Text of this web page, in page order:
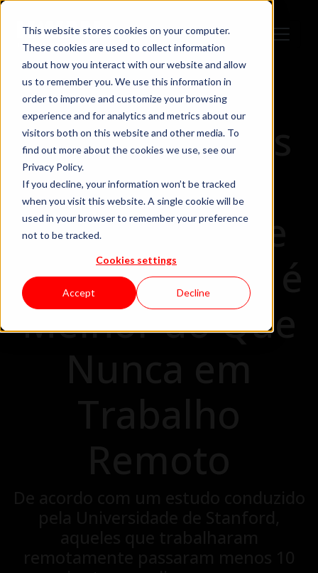
This website stores cookies on your computer.
These cookies are used to collect information
about how you interact with our website and allow
us to remember you. We use this information in
order to improve and customize your browsing
experience and for analytics and metrics about our
visitors both on this website and other media. To
find out more about the cookies we use, see our
Privacy Policy.
If you decline, your information won’t be tracked
when you visit this website. A single cookie will be
used in your browser to remember your preference
not to be tracked.
Cookies settings
Accept Decline
6 Razões Pelas
Quais a
Produtividade
da Sua Equipa é
Melhor do Que